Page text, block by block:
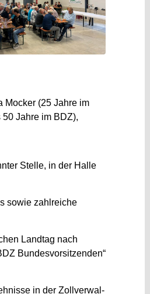
Mocker (25 Jahre im
Jahre im BDZ),
Stelle, in der Halle
sowie zahlreiche
Landtag nach
Bundesvorsitzenden“
in der Zollverwal-